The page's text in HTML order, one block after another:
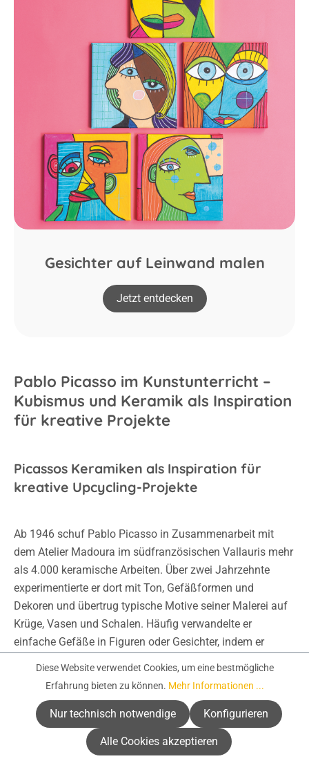
Gesichter auf Leinwand malen
Jetzt entdecken
Pablo Picasso im Kunstunterricht –
Kubismus und Keramik als Inspiration
für kreative Projekte
Picassos Keramiken als Inspiration für
kreative Upcycling-Projekte
Ab 1946 schuf Pablo Picasso in Zusammenarbeit mit
dem Atelier Madoura im südfranzösischen Vallauris mehr
als 4.000 keramische Arbeiten. Über zwei Jahrzehnte
experimentierte er dort mit Ton, Gefäßformen und
Dekoren und übertrug typische Motive seiner Malerei auf
Krüge, Vasen und Schalen. Häufig verwandelte er
einfache Gefäße in Figuren oder Gesichter, indem er
Charakteristisch für diese Keramiken sind vereinfachte,
abstrahierte Formen, deutliche Linien und bewusst
verfremdete Proportionen. Picasso nutzte das Gefäß nicht
Diese Website verwendet Cookies, um eine bestmögliche
Erfahrung bieten zu können. Mehr Informationen ...
Nur technisch notwendige Konfigurieren
Alle Cookies akzeptieren